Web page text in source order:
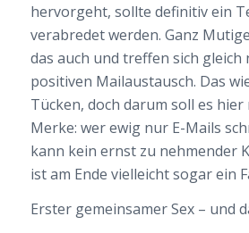
hervorgeht, sollte definitiv ein
verabredet werden. Ganz
das auch und treffen sich gleich
positiven Mailaustausch. Das
Tücken, doch darum soll es hier
Merke: wer ewig nur E-Mails
kann kein ernst zu nehmender
ist am Ende vielleicht sogar ein
Erster gemeinsamer Sex – und